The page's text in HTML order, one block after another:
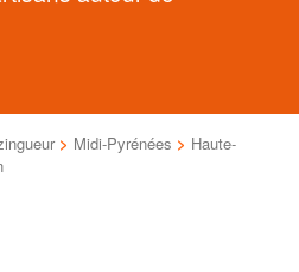
> Midi-Pyrénées > Haute-